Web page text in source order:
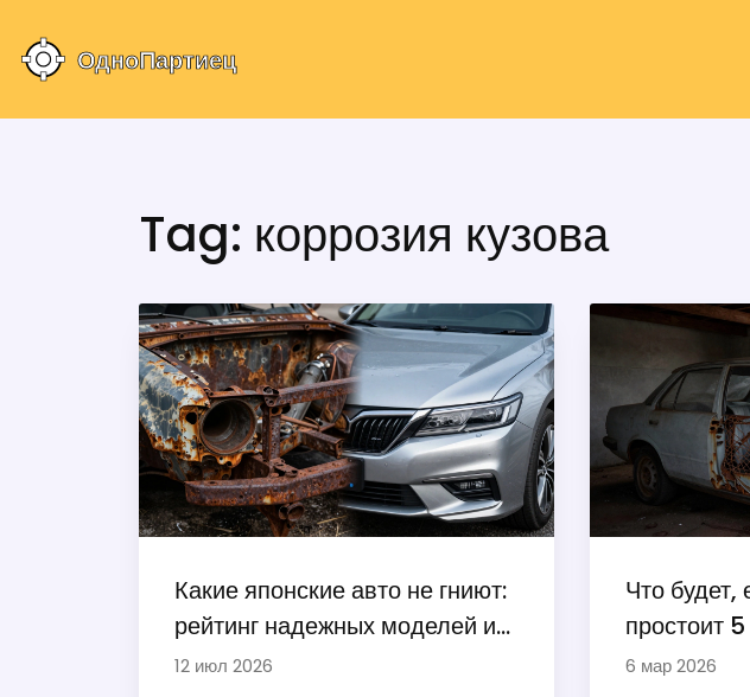
Tag: коррозия кузова
Какие японские авто не гниют:
рейтинг надежных моделей и
секреты долголетия
12 июл 2026
Что
простоит
6 мар 2026